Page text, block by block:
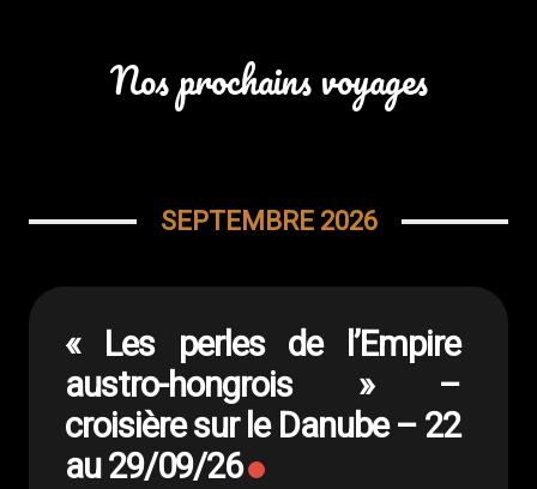
Nos prochains voyages
SEPTEMBRE 2026
« Les perles de l’Empire
austro-hongrois » –
croisière sur le Danube – 22
au 29/09/26